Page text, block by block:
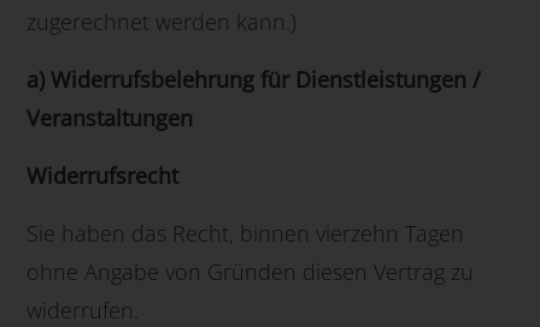
zugerechnet werden kann.)
a) Widerrufsbelehrung für Dienstleistungen /
Veranstaltungen
Widerrufsrecht
Sie haben das Recht, binnen vierzehn Tagen
ohne Angabe von Gründen diesen Vertrag zu
widerrufen.